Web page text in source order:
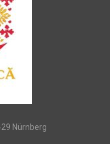
Nürnberg